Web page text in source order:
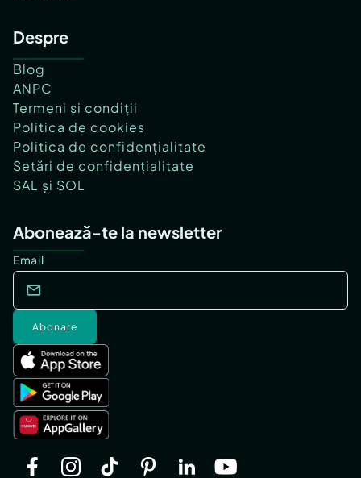
Despre
Blog
ANPC
Termeni și condiții
Politica de cookies
Politica de confidențialitate
Setări de confidențialitate
SAL și SOL
Abonează-te la newsletter
Email
Abonare